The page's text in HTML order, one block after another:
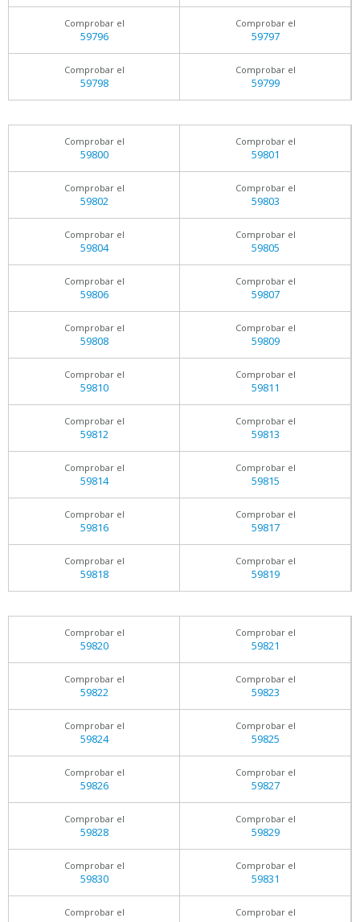
Comprobar el
59796
Comprobar el
59797
Comprobar el
59798
Comprobar el
59799
Comprobar el
59800
Comprobar el
59801
Comprobar el
59802
Comprobar el
59803
Comprobar el
59804
Comprobar el
59805
Comprobar el
59806
Comprobar el
59807
Comprobar el
59808
Comprobar el
59809
Comprobar el
59810
Comprobar el
59811
Comprobar el
59812
Comprobar el
59813
Comprobar el
59814
Comprobar el
59815
Comprobar el
59816
Comprobar el
59817
Comprobar el
59818
Comprobar el
59819
Comprobar el
59820
Comprobar el
59821
Comprobar el
59822
Comprobar el
59823
Comprobar el
59824
Comprobar el
59825
Comprobar el
59826
Comprobar el
59827
Comprobar el
59828
Comprobar el
59829
Comprobar el
59830
Comprobar el
59831
Comprobar el Comprobar el